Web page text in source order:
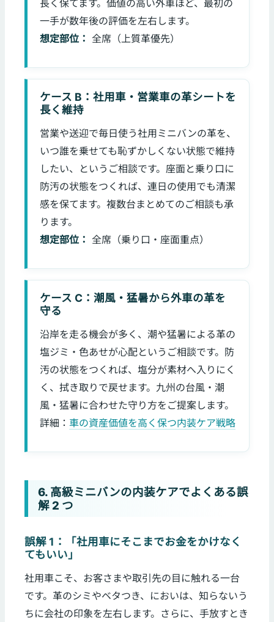
長く保てます。価値の高い外車ほど、最初の
一手が数年後の評価を左右します。
想定部位： 全席（上質革優先）
ケース B：社用車・営業車の革シートを
長く維持
営業や送迎で毎日使う社用ミニバンの革を、
いつ誰を乗せても恥ずかしくない状態で維持
したい、というご相談です。座面と乗り口に
防汚の状態をつくれば、連日の使用でも清潔
感を保てます。複数台まとめてのご相談も承
ります。
想定部位： 全席（乗り口・座面重点）
ケース C：潮風・猛暑から外車の革を
守る
沿岸を走る機会が多く、潮や猛暑による革の
塩ジミ・色あせが心配というご相談です。防
汚の状態をつくれば、塩分が素材へ入りにく
く、拭き取りで戻せます。九州の台風・潮
風・猛暑に合わせた守り方をご提案します。
詳細：車の資産価値を高く保つ内装ケア戦略
6. 高級ミニバンの内装ケアでよくある誤
解 2 つ
誤解 1：「社用車にそこまでお金をかけなく
てもいい」
社用車こそ、お客さまや取引先の目に触れる一台
です。革のシミやベタつき、においは、知らないう
ちに会社の印象を左右します。さらに、手放すとき